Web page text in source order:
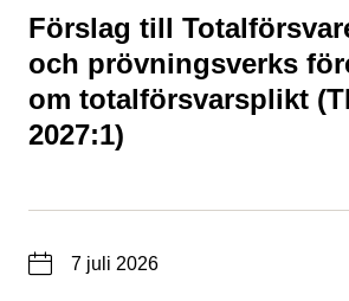
Förslag till
och prövningsverks
om totalförsvarsplikt
2027:1)
Typ av sida
Datum7 juli 2026